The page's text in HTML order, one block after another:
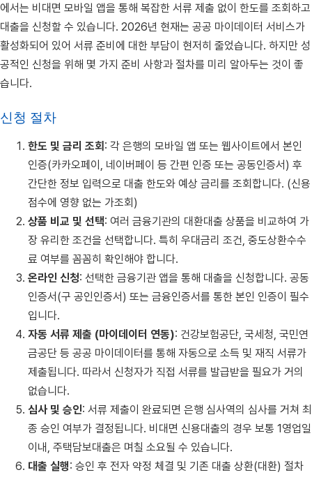
에서는 비대면 모바일 앱을 통해 복잡한 서류 제출 없이 한도를 조회하고
대출을 신청할 수 있습니다. 2026년 현재는 공공 마이데이터 서비스가
활성화되어 있어 서류 준비에 대한 부담이 현저히 줄었습니다. 하지만 성
공적인 신청을 위해 몇 가지 준비 사항과 절차를 미리 알아두는 것이 좋
습니다.
신청 절차
한도 및 금리 조회 : 각 은행의 모바일 앱 또는 웹사이트에서 본인
인증(카카오페이, 네이버페이 등 간편 인증 또는 공동인증서) 후
간단한 정보 입력으로 대출 한도와 예상 금리를 조회합니다. (신용
점수에 영향 없는 가조회)
상품 비교 및 선택: 여러 금융기관의 대환대출 상품을 비교하여 가
장 유리한 조건을 선택합니다. 특히 우대금리 조건, 중도상환수수
료 여부를 꼼꼼히 확인해야 합니다.
온라인 신청: 선택한 금융기관 앱을 통해 대출을 신청합니다. 공동
인증서(구 공인인증서) 또는 금융인증서를 통한 본인 인증이 필수
입니다.
자동 서류 제출 (마이데이터 연동): 건강보험공단, 국세청, 국민연
금공단 등 공공 마이데이터를 통해 자동으로 소득 및 재직 서류가
제출됩니다. 따라서 신청자가 직접 서류를 발급받을 필요가 거의
없습니다.
심사 및 승인: 서류 제출이 완료되면 은행 심사역의 심사를 거쳐 최
종 승인 여부가 결정됩니다. 비대면 신용대출의 경우 보통 1영업일
이내, 주택담보대출은 며칠 소요될 수 있습니다.
대출 실행: 승인 후 전자 약정 체결 및 기존 대출 상환(대환) 절차